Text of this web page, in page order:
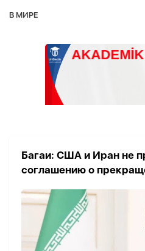
В МИРЕ
Багаи: США и Иран не
соглашению о